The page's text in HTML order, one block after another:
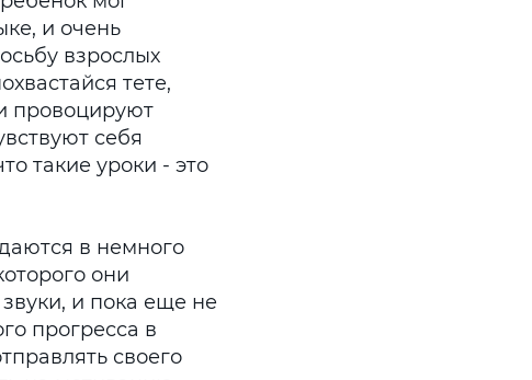
и очень
взрослых
тете,
провоцируют
себя
такие уроки - это
в немного
они
и пока еще не
прогресса в
своего